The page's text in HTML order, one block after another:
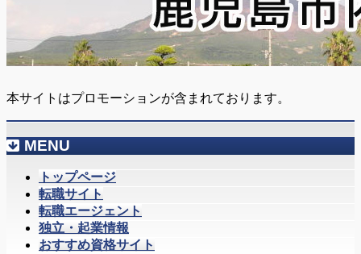
本サイトはプロモーションが含まれております。
MENU
トップページ
転職サイト
転職エージェント
独立・起業情報
おすすめ資格サイト